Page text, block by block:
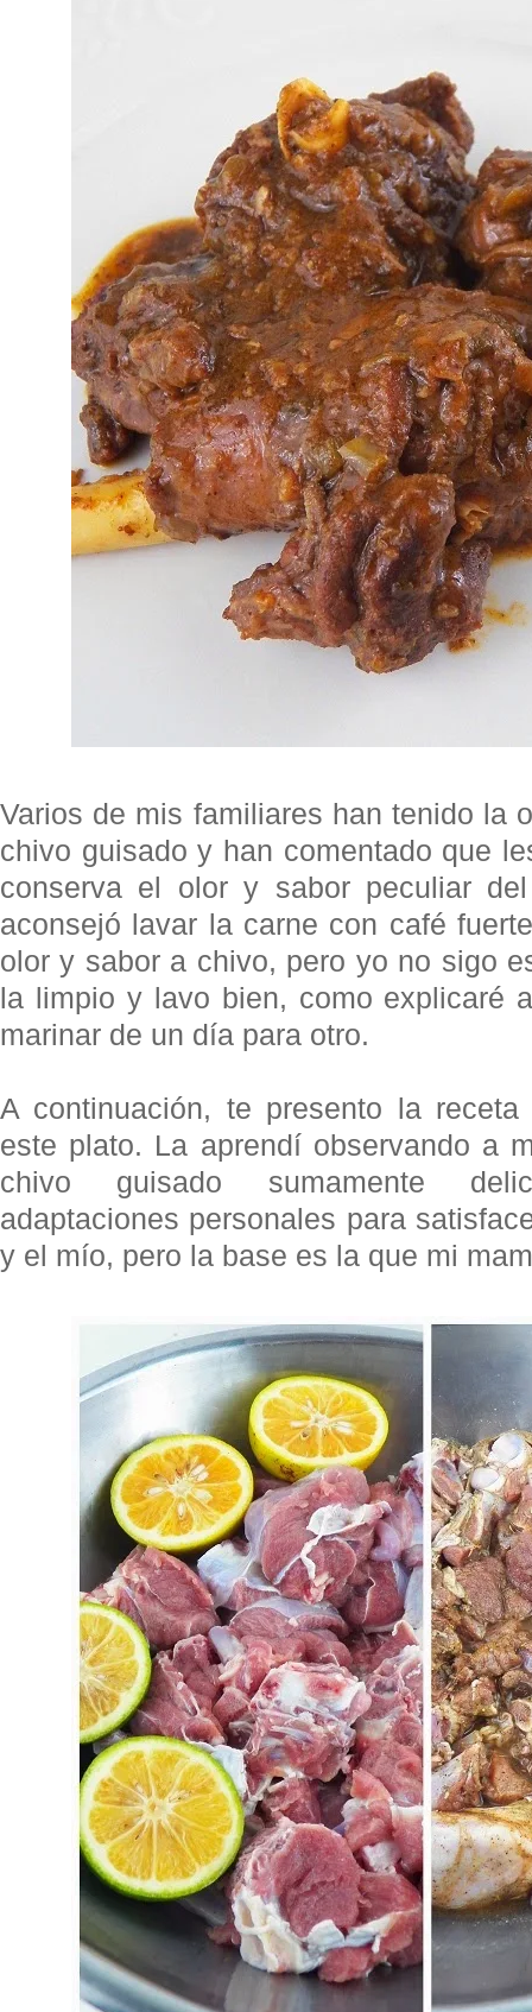
Varios de mis familiares han tenido la
chivo guisado y han comentado que
conserva el olor y sabor peculiar
aconsejó lavar la carne con café
olor y sabor a chivo, pero yo no sigo
la limpio y lavo bien, como explicaré
marinar de un día para otro.
A continuación, te presento la
este plato. La aprendí observando a
chivo guisado sumamente
adaptaciones personales para
y el mío, pero la base es la que mi